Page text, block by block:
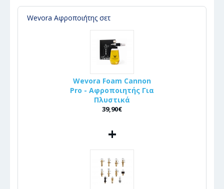
Wevora Αφροποιήτης σετ
Wevora Foam Cannon
Pro - Αφροποιητής Για
Πλυστικά
39,90€
+